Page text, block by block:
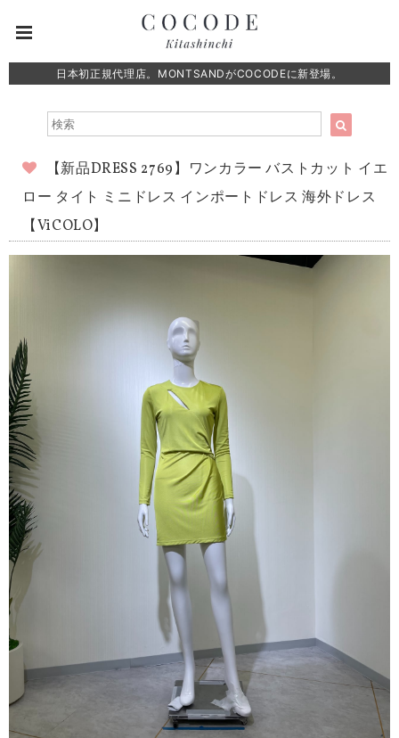
日本初正規代理店。MONTSANDがCOCODEに新登場。
【新品DRESS 2769】ワンカラー バストカット イエ
ロー タイト ミニドレス インポートドレス 海外ドレス
【ViCOLO】